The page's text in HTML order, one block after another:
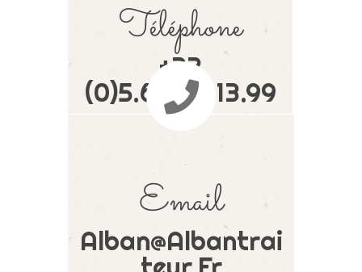
Téléphone
+33
(0)5.63.43.13.99
Email
Alban@albantrai